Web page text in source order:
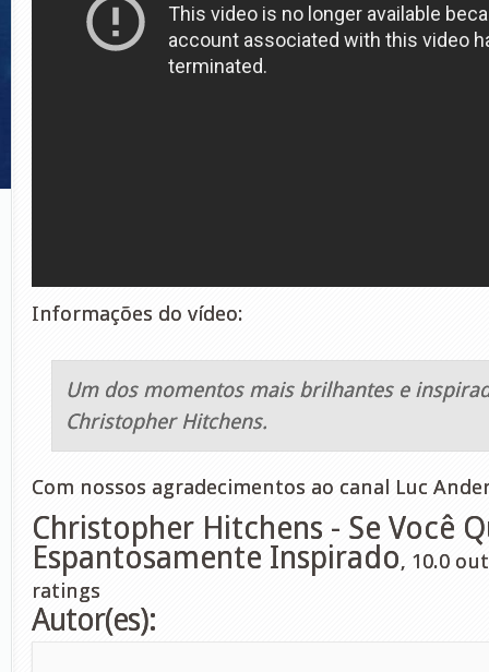
Informações do vídeo:
Um dos momentos mais brilhantes e
Christopher Hitchens.
Com nossos agradecimentos ao canal Luc
Christopher Hitchens - Se Você
Espantosamente Inspirado, 10.0
ratings
Autor(es):